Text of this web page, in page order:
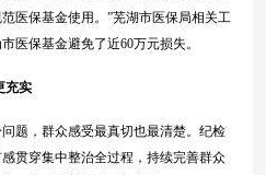
医保基金使用。”芜湖市医保局相关工
医保基金避免了近60万元损失。
充实
，群众感受最真切也最清楚。纪检
贯穿集中整治全过程，持续完善群众